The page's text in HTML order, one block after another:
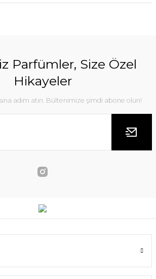
Parfümler, Size Özel
Hikayeler
adım atın. Bültenimize şimdi abone olun!